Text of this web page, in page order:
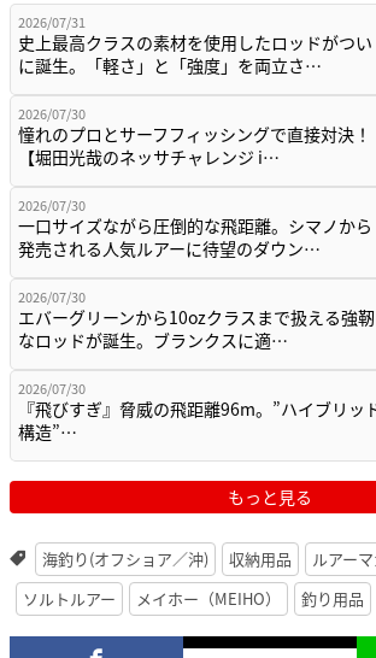
2026/07/31
史上最高クラスの素材を使用したロッドがつい
に誕生。「軽さ」と「強度」を両立さ…
2026/07/30
憧れのプロとサーフフィッシングで直接対決！
【堀田光哉のネッサチャレンジ i…
2026/07/30
一口サイズながら圧倒的な飛距離。シマノから
発売される人気ルアーに待望のダウン…
2026/07/30
エバーグリーンから10ozクラスまで扱える強靭
なロッドが誕生。ブランクスに適…
2026/07/30
『飛びすぎ』脅威の飛距離96m。”ハイブリッ
構造”…
もっと見る
海釣り(オフショア／沖) 収納用品
ルアー
ソルトルアー
メイホー（MEIHO） 釣り用品